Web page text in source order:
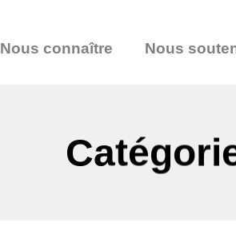
Nous connaître Nous